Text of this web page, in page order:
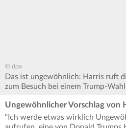
© dpa
Das ist ungewöhnlich: Harris ruft
zum Besuch bei einem Trump-
Ungewöhnlicher Vorschlag von
"Ich werde etwas wirklich